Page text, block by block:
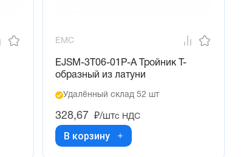
EMC
EJSM-3T06-01P-A Тройник Т-
образный из латуни
Удалённый склад 52 шт
328,67 ₽/штс НДС
В корзину